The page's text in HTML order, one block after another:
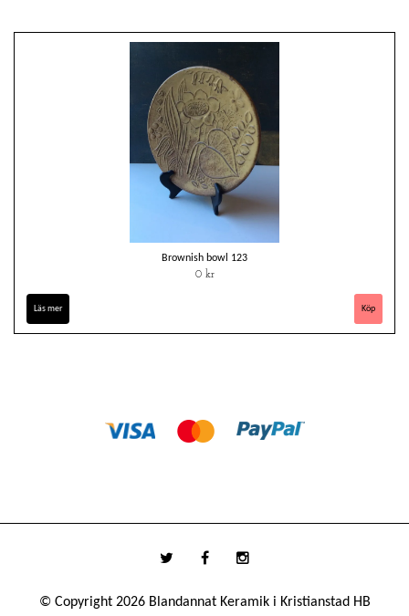
Brownish bowl 123
0 kr
Läs mer
© Copyright 2026 Blandannat Keramik i Kristianstad HB